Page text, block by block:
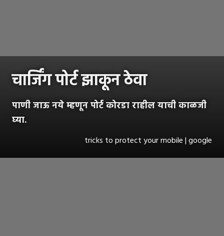
चार्जिंग पोर्ट झाकून ठेवा
पाणी जाऊ नये म्हणून पोर्ट कोरडा राहील याची काळजी
घ्या.
tricks to protect your mobile | google